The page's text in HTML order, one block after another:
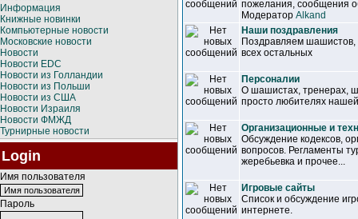
Информация
Книжные новинки
Компьютерные новости
Московские новости
Новости
Новости EDC
Новости из Голландии
Новости из Польши
Новости из США
Новости Израиля
Новости ФМЖД
Турнирные новости
Login
Имя пользователя
Пароль
пожелания, сообщения
Модератор Alkand
Наши поздравления
Поздравляем шашистов,
всех остальных
Персоналии
О шашистах, тренерах,
просто любителях
Организационные и
Обсуждение кодексов,
вопросов. Регламенты
жеребьевка и прочее...
Игровые сайты
Список и обсуждение
интернете.